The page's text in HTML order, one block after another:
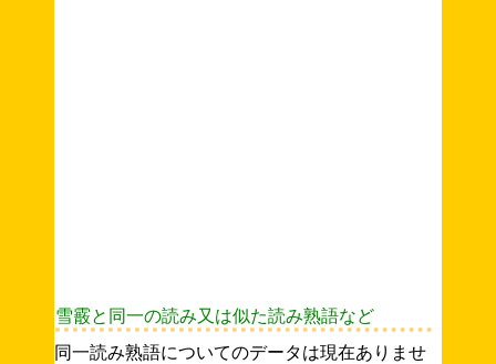
雪霰と同一の読み又は似た読み熟語など
同一読み熟語についてのデータは現在ありませ